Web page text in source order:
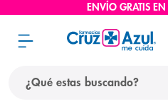
ENVÍO GRATIS